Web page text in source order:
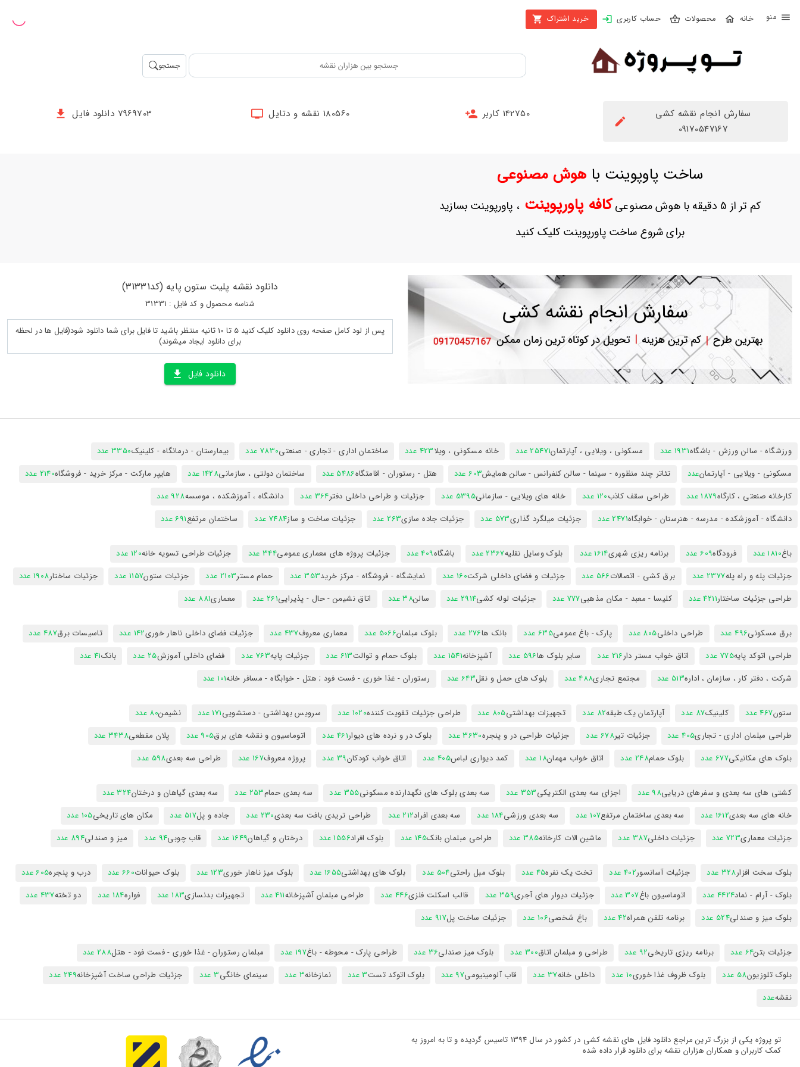
محصولات حساب کاربری خرید اشتراک
بستن
محصولات
نام
بازیابی
رمز
جستجو
سفارش انجام نقشه کشی
09170547167
142750 کاربر 180560 نقشه و دتایل 7969703 دانلود فایل
ساخت پاوپوینت باهوش مصنوعی
کم تر از 5 دقیقه با هوش مصنوعی کافه پاورپوینت، پاورپوینت بسازید
برای شروع ساخت پاورپوینت کلیک کنید
دانلود نقشه پلیت ستون پایه (کد31331)
شناسه محصول و کد فایل : 31331
پس از لود کامل صفحه روی دانلود کلیک کنید 5 تا 10 ثانیه منتظر باشید تا فایل برای شما دانلود شود(فایل ها در لحظه
برای دانلود ایجاد میشوند)
دانلود فایل
ورزشگاه - سالن ورزش - باشگاه1931 عدد مسکونی ، ویلایی ، آپارتمان25471 عدد خانه مسکونی ، ویلا423 عدد ساختمان اداری - تجاری - صنعتی7830 عدد بیمارستان - درمانگاه - کلینیک3350 عدد
مسکونی - ویلایی - آپارتمانعدد تئاتر چند منظوره - سینما - سالن کنفرانس - سالن همایش603 عدد هتل - رستوران - اقامتگاه5486 عدد ساختمان دولتی ، سازمانی1428 عدد هایپر مارکت - مرکز خرید - فروشگاه2140 عدد
کارخانه صنعتی ، کارگاه1879 عدد طراحی سقف کاذب120 عدد خانه های ویلایی - سازمانی5395 عدد جزئیات و طراحی داخلی دفتر364 عدد دانشگاه ، آموزشکده ، موسسه928 عدد
دانشگاه - آموزشکده - مدرسه - هنرستان - خوابگاه2471 عدد جزئیات میلگرد گذاری573 عدد جزئیات جاده سازی263 عدد جزئیات ساخت و ساز7484 عدد ساختمان مرتفع691 عدد
باغ1810 عدد فرودگاه609 عدد برنامه ریزی شهری1614 عدد بلوک وسایل نقلیه2367 عدد باشگاه409 عدد جزئیات پروژه های معماری عمومی344 عدد جزئیات طراحی تسویه خانه120 عدد
جزئیات پله و راه پله2377 عدد برق کشی - اتصالات566 عدد جزئیات و فضای داخلی شرکت160 عدد نمایشگاه - فروشگاه - مرکز خرید353 عدد حمام مستر2103 عدد جزئیات ستون1157 عدد جزئیات ساختار1908 عدد
طراحی جزئیات ساختار4211 عدد کلیسا - معبد - مکان مذهبی777 عدد جزئیات لوله کشی2914 عدد سالن38 عدد اتاق نشیمن - حال - پذیرایی261 عدد معماری881 عدد
برق مسکونی496 عدد طراحی داخلی805 عدد پارک - باغ عمومی635 عدد بانک ها276 عدد بلوک مبلمان5066 عدد معماری معروف437 عدد جزئیات فضای داخلی ناهار خوری142 عدد تاسیسات برق487 عدد
طراحی اتوکد پایه775 عدد اتاق خواب مستر دار216 عدد سایر بلوک ها596 عدد آشپزخانه1541 عدد بلوک حمام و توالت613 عدد جزئیات پایه763 عدد فضای داخلی آموزش25 عدد بانک41 عدد
شرکت ، دفتر کار ، سازمان ، اداره513 عدد مجتمع تجاری488 عدد بلوک های حمل و نقل643 عدد رستوران - غذا خوری - فست فود ; هتل - خوابگاه - مسافر خانه101 عدد
ستون467 عدد کلینیک87 عدد آپارتمان یک طبقه82 عدد تجهیزات بهداشتی805 عدد طراحی جزئیات تقویت کننده1020 عدد سرویس بهداشتی - دستشویی171 عدد نشیمن80 عدد
طراحی مبلمان اداری - تجاری405 عدد جزئیات تیر678 عدد جزئیات طراحی در و پنجره3630 عدد بلوک در و نرده های دیوار461 عدد اتوماسیون و نقشه های برق905 عدد پلان مقطعی3438 عدد
بلوک های مکانیکی677 عدد بلوک حمام248 عدد اتاق خواب مهمان18 عدد کمد دیواری لباس405 عدد اتاق خواب کودکان39 عدد پروژه معروف167 عدد طراحی سه بعدی598 عدد
کشتی های سه بعدی و سفرهای دریایی98 عدد اجزای سه بعدی الکتریکی353 عدد سه بعدی بلوک های نگهدارنده مسکونی355 عدد سه بعدی حمام253 عدد سه بعدی گیاهان و درختان324 عدد
خانه های سه بعدی1612 عدد سه بعدی ساختمان مرتفع107 عدد سه بعدی ورزشی184 عدد سه بعدی افراد212 عدد طراحی تریدی بافت سه بعدی230 عدد جاده و پل517 عدد مکان های تاریخی105 عدد
جزئیات معماری723 عدد جزئیات داخلی387 عدد ماشین الات کارخانه385 عدد طراحی مبلمان بانک145 عدد بلوک افراد1556 عدد درختان و گیاهان1649 عدد قاب چوبی94 عدد میز و صندلی894 عدد
بلوک سخت افزار328 عدد جزئیات آسانسور402 عدد تخت یک نفره45 عدد بلوک مبل راحتی504 عدد بلوک های بهداشتی1655 عدد بلوک میز ناهار خوری123 عدد بلوک حیوانات660 عدد درب و پنجره605 عدد
بلوک - آرام - نماد4424 عدد اتوماسیون باغ307 عدد جزئیات دیوار های آجری359 عدد قالب اسکلت فلزی446 عدد طراحی مبلمان آشپزخانه411 عدد تجهیزات بدنسازی183 عدد فواره184 عدد دو تخته437 عدد
بلوک میز و صندلی524 عدد برنامه تلفن همراه42 عدد باغ شخصی106 عدد جزئیات ساخت پل917 عدد
جزئیات بتن64 عدد برنامه ریزی تاریخی92 عدد طراحی و مبلمان اتاق300 عدد بلوک میز صندلی36 عدد طراحی پارک - محوطه - باغ197 عدد مبلمان رستوران - غذا خوری - فست فود - هتل288 عدد
بلوک تلوزیون58 عدد بلوک ظروف غذا خوری10 عدد داخلی خانه37 عدد قاب آلومینیومی97 عدد بلوک اتوکد تست3 عدد نمازخانه3 عدد سینمای خانگی3 عدد جزئیات طراحی ساخت آشپزخانه249 عدد
نقشهعدد
تو پروژه یکی از بزرگ ترین مراجع دانلود فایل های نقشه کشی در کشور در سال 1394 تاسیس گردیده و تا به امروز به
کمک کاربران و همکاران هزاران نقشه برای دانلود قرار داده شده